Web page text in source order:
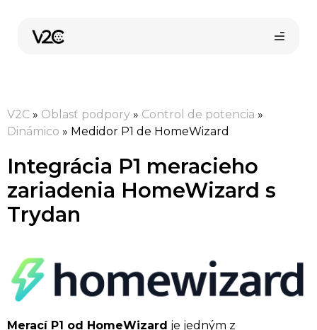
Kúpiť online
V2C » Oblasť podpory » Control de potencia »
Dinámico » Medidor P1 de HomeWizard
Integrácia P1 meracieho
zariadenia HomeWizard s
Trydan
Merací P1 od HomeWizard je jedným z